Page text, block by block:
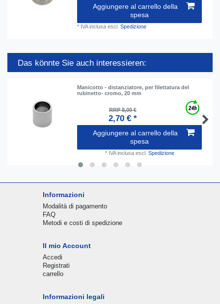
Aggiungere al carrello della
spesa
* IVA inclusa escl.Spedizione
Das könnte Sie auch interessieren:
Manicotto - distanziatore, per filettatura del
rubinetto- cromo, 20 mm
RRP 8,00 €
2,70 € *
Aggiungere al carrello della
spesa
* IVA inclusaescl. Spedizione
Informazioni
Modalità di pagamento
FAQ
Metodi e costi di spedizione
Il mio Account
Accedi
Registrati
carrello
Informazioni legali